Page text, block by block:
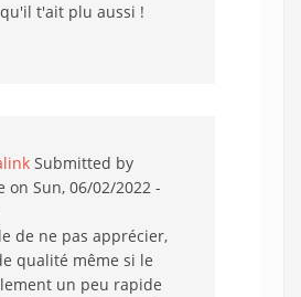
t'ait plu aussi !
Submitted by
on Sun, 06/02/2022 -
de ne pas apprécier,
qualité même si le
un peu rapide